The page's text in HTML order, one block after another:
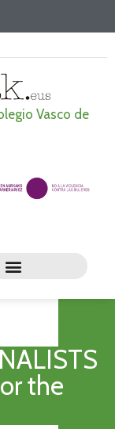
Vasco de
the